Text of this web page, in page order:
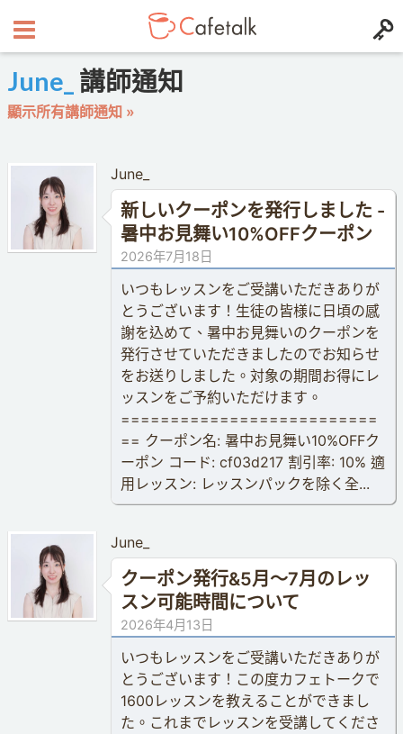
June_ 講師通知
顯示所有講師通知 »
June_
新しいクーポンを発行しました -
暑中お見舞い10%OFFクーポン
2026年7月18日
いつもレッスンをご受講いただきありが
とうございます！生徒の皆様に日頃の感
謝を込めて、暑中お見舞いのクーポンを
発行させていただきましたのでお知らせ
をお送りしました。対象の期間お得にレ
ッスンをご予約いただけます。
==========================
== クーポン名: 暑中お見舞い10%OFFク
ーポン コード: cf03d217 割引率: 10% 適
用レッスン: レッスンパックを除く全...
June_
クーポン発行&5月〜7月のレッ
スン可能時間について
2026年4月13日
いつもレッスンをご受講いただきありが
とうございます！この度カフェトークで
1600レッスンを教えることができまし
た。これまでレッスンを受講してくださ